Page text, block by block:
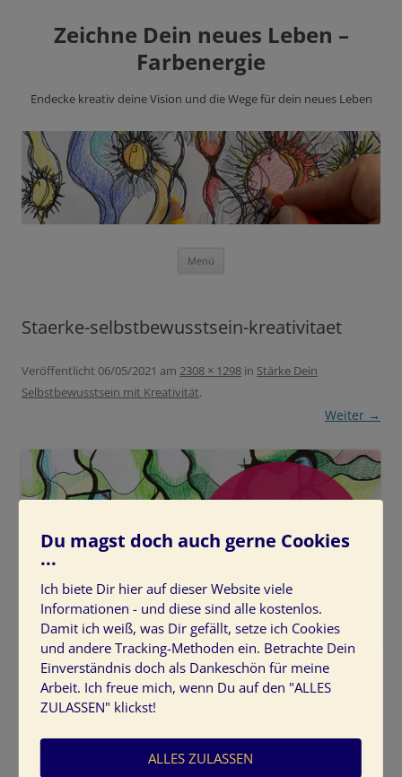
Zeichne Dein neues Leben –
Farbenergie
Endecke kreativ deine Vision und die Wege für dein neues Leben
Menü
Staerke-selbstbewusstsein-kreativitaet
Veröffentlicht 06/05/2021 am 2308 × 1298 in Stärke Dein
Selbstbewusstsein mit Kreativität.
Weiter →
Staerke-selbstbewusstsein-kreativitaet
Du magst doch auch gerne Cookies
...
Ich biete Dir hier auf dieser Website viele
Informationen - und diese sind alle kostenlos.
Damit ich weiß, was Dir gefällt, setze ich Cookies
und andere Tracking-Methoden ein. Betrachte Dein
Einverständnis doch als Dankeschön für meine
Arbeit. Ich freue mich, wenn Du auf den "ALLES
ZULASSEN" klickst!
ALLES ZULASSEN